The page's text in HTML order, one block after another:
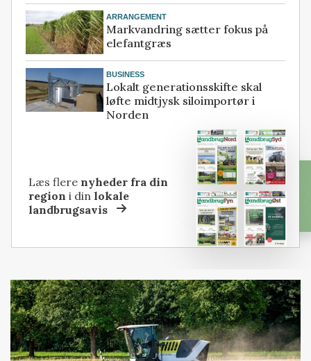
ARRANGEMENT
Markvandring sætter fokus på
elefantgræs
BUSINESS
Lokalt generationsskifte skal
løfte midtjysk siloimportør i
Norden
Læs flere nyheder fra din
region i dinlokale
landbrugsavis